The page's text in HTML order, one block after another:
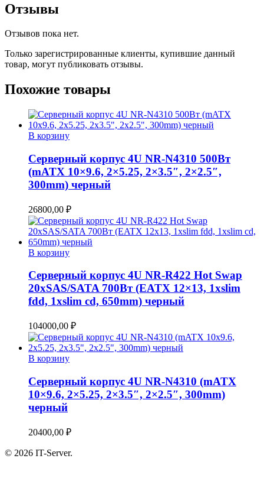
Отзывы
Отзывов пока нет.
Только зарегистрированные клиенты, купившие данный
товар, могут публиковать отзывы.
Похожие товары
В корзину
Серверный корпус 4U NR-N4310 500Вт
(mATX 10×9.6, 2×5.25, 2×3.5″, 2×2.5″,
300mm) черный
26800,00 ₽
В корзину
Серверный корпус 4U NR-R422 Hot Swap
20xSAS/SATA 700Вт (EATX 12×13, 1xslim
fdd, 1xslim cd, 650mm) черный
104000,00 ₽
В корзину
Серверный корпус 4U NR-N4310 (mATX
10×9.6, 2×5.25, 2×3.5″, 2×2.5″, 300mm)
черный
20400,00 ₽
© 2026 IT-Server.